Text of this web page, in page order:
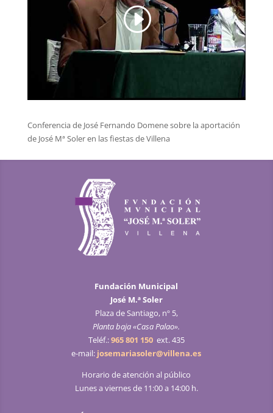
Conferencia de José Fernando Domene sobre la aportación
de José Mª Soler en las fiestas de Villena
Fundación Municipal
José M.ª Soler
Plaza de Santiago, nº 5,
Planta baja «Casa Palao».
Teléf.:965 801 150ext. 435
e-mail: josemariasoler@villena.es
Horario de atención al público
Lunes a viernes de 11:00 a 14:00 h.